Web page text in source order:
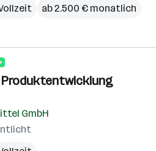
ab 2.500 € monatlich
GmbH